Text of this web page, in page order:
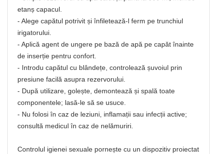
etanș capacul.
- Alege capătul potrivit și înfiletează-l ferm pe trunchiul
irigatorului.
- Aplică agent de ungere pe bază de apă pe capăt înainte
de inserție pentru confort.
- Introdu capătul cu blândețe, controlează șuvoiul prin
presiune facilă asupra rezervorului.
- După utilizare, golește, demontează și spală toate
componentele; lasă-le să se usuce.
- Nu folosi în caz de leziuni, inflamații sau infecții active;
consultă medicul în caz de nelămuriri.
Controlul igienei sexuale pornește cu un dispozitiv proiectat